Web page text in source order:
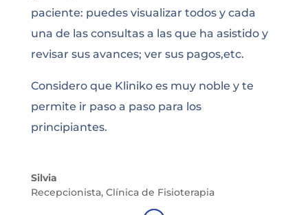
paciente: puedes visualizar todos y cada
una de las consultas a las que ha asistido y
revisar sus avances; ver sus pagos,etc.
Considero que Kliniko es muy noble y te
permite ir paso a paso para los
principiantes.
Silvia
Recepcionista, Clínica de Fisioterapia